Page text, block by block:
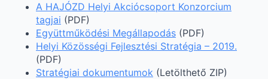
A HAJÓZD Helyi Akciócsoport Konzorcium
tagjai (PDF)
Együttműködési Megállapodás (PDF)
Helyi Közösségi Fejlesztési Stratégia – 2019.
(PDF)
Stratégiai dokumentumok (Letölthető ZIP)